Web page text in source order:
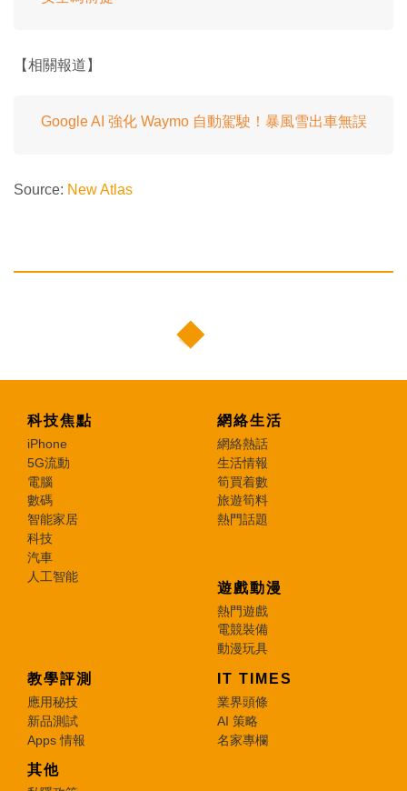
【相關報道】
Google AI 強化 Waymo 自動駕駛！暴風雪出車無誤
Source: New Atlas
科技焦點
iPhone
5G流動
電腦
數碼
智能家居
科技
汽車
人工智能
網絡生活
網絡熱話
生活情報
筍買着數
旅遊筍料
熱門話題
遊戲動漫
熱門遊戲
電競裝備
動漫玩具
教學評測
應用秘技
新品測試
Apps 情報
IT TIMES
業界頭條
AI 策略
名家專欄
其他